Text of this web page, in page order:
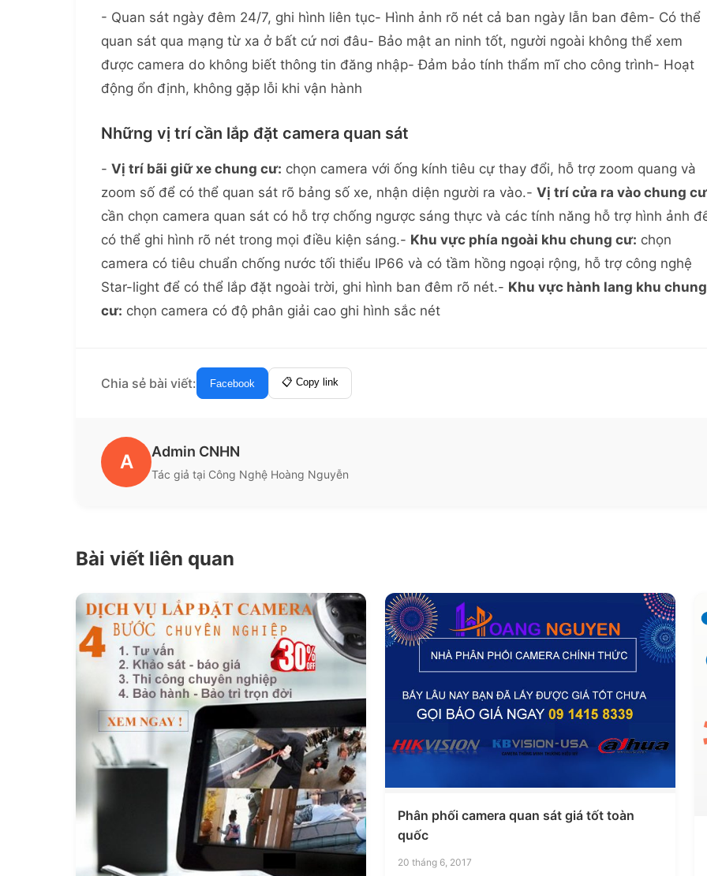
- Quan sát ngày đêm 24/7, ghi hình liên tục- Hình ảnh rõ nét cả ban ngày lẫn ban đêm- Có thể
quan sát qua mạng từ xa ở bất cứ nơi đâu- Bảo mật an ninh tốt, người ngoài không thể xem
được camera do không biết thông tin đăng nhập- Đảm bảo tính thẩm mĩ cho công trình- Hoạt
động ổn định, không gặp lỗi khi vận hành
Những vị trí cần lắp đặt camera quan sát
- Vị trí bãi giữ xe chung cư: chọn camera với ống kính tiêu cự thay đổi, hỗ trợ zoom quang và
zoom số để có thể quan sát rõ bảng số xe, nhận diện người ra vào.- Vị trí cửa ra vào chung
cần chọn camera quan sát có hỗ trợ chống ngược sáng thực và các tính năng hỗ trợ hình ảnh
có thể ghi hình rõ nét trong mọi điều kiện sáng.- Khu vực phía ngoài khu chung cư: chọn
camera có tiêu chuẩn chống nước tối thiểu IP66 và có tầm hồng ngoại rộng, hỗ trợ công nghệ
Star-light để có thể lắp đặt ngoài trời, ghi hình ban đêm rõ nét.- Khu vực hành lang khu chung
cư: chọn camera có độ phân giải cao ghi hình sắc nét
Chia sẻ bài viết: Facebook 📋 Copy link
A Admin CNHN
Tác giả tại Công Nghệ Hoàng Nguyễn
Bài viết liên quan
Phân phối camera quan sát giá tốt toàn
quốc
20 tháng 6, 2017